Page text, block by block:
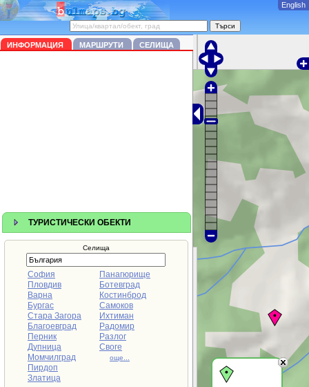
ИНФОРМАЦИЯ МАРШРУТИ СЕЛИЩА
ТУРИСТИЧЕСКИ ОБЕКТИ
Селища
София
Пловдив
Варна
Бургас
Стара Загора
Благоевград
Перник
Дупница
Момчилград
Пирдоп
Златица
Панагюрище
Ботевград
Костинброд
Самоков
Ихтиман
Радомир
Разлог
Своге
още...
English